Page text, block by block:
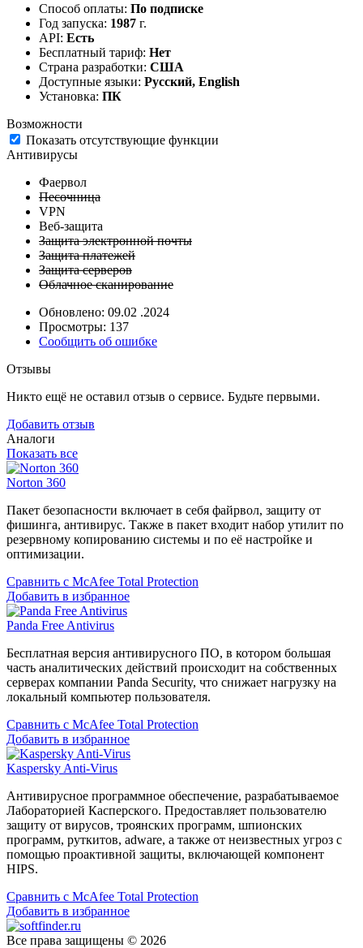
Способ оплаты: По подписке
Год запуска: 1987 г.
API: Есть
Бесплатный тариф: Нет
Страна разработки: США
Доступные языки: Русский, English
Установка: ПК
Возможности
Показать отсутствующие функции
Антивирусы
Фаервол
Песочница
VPN
Веб-защита
Защита электронной почты
Защита платежей
Защита серверов
Облачное сканирование
Обновлено: 09.02 .2024
Просмотры: 137
Сообщить об ошибке
Отзывы
Никто ещё не оставил отзыв о сервисе. Будьте первыми.
Добавить отзыв
Аналоги
Показать все
Norton 360
Пакет безопасности включает в себя файрвол, защиту от
фишинга, антивирус. Также в пакет входит набор утилит по
резервному копированию системы и по её настройке и
оптимизации.
Сравнить с McAfee Total Protection
Добавить в избранное
Panda Free Antivirus
Бесплатная версия антивирусного ПО, в котором большая
часть аналитических действий происходит на собственных
серверах компании Panda Security, что снижает нагрузку на
локальный компьютер пользователя.
Сравнить с McAfee Total Protection
Добавить в избранное
Kaspersky Anti-Virus
Антивирусное программное обеспечение, разрабатываемое
Лабораторией Касперского. Предоставляет пользователю
защиту от вирусов, троянских программ, шпионских
программ, руткитов, adware, а также от неизвестных угроз с
помощью проактивной защиты, включающей компонент
HIPS.
Сравнить с McAfee Total Protection
Добавить в избранное
Все права защищены © 2026